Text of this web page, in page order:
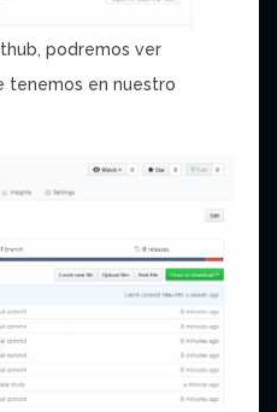
podremos ver
tenemos en nuestro